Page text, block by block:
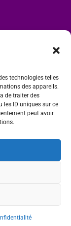
technologies telles
des appareils.
de traiter des
les ID uniques sur ce
peut avoir
- Photographe